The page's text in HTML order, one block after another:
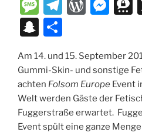
st
o
d
o
n
ai e
k
y
at
A
p
p
M
e
ss
a
g
e
T
gr
a
m
W
P
re
ss
M
e
n
g
er
S
n
a
p
c
h
ei
le
n
Am 14. und 15. September
Gummi-Skin- und sonstige
achten Folsom Europe Event
Welt werden Gäste der
Fuggerstraße erwartet.
Event spült eine ganze